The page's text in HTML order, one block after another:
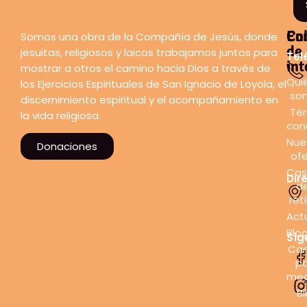
Somos una obra de la Compañía de Jesús, donde
jesuitas, religiosos y laicos trabajamos juntos para
mostrar a otros el camino hacia Dios a través de
los Ejercicios Espirituales de San Ignacio de Loyola, el
discernimiento espiritual y el acompañamiento en
la vida religiosa.
Donaciones
de